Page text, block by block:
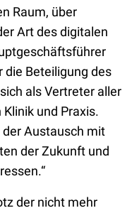
Raum, über
Art des digitalen
die Beteiligung des
als Vertreter aller
und Praxis.
Austausch mit
der Zukunft und
der nicht mehr